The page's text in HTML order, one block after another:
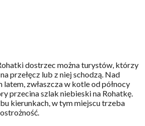
dostrzec można turystów, którzy
przełęcz lub z niej schodzą. Nad
zwłaszcza w kotle od północy
przecina szlak niebieski na Rohatkę.
kierunkach, w tym miejscu trzeba